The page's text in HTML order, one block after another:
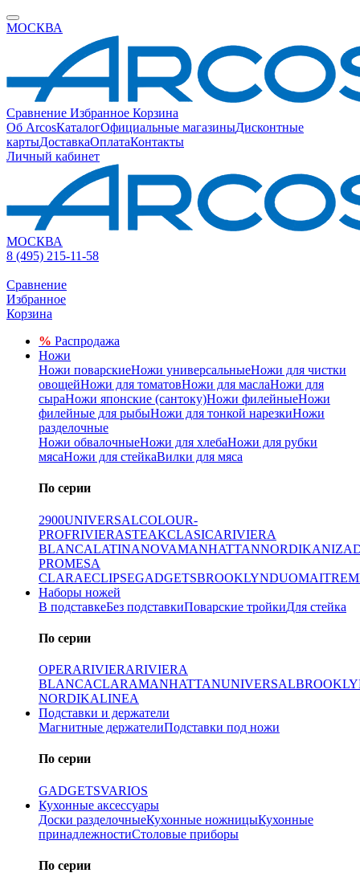
МОСКВА
Сравнение Избранное Корзина
Об ArcosКаталогОфициальные магазиныДисконтные
картыДоставкаОплатаКонтакты
Личный кабинет
МОСКВА
8 (495) 215-11-58
Сравнение
Избранное
Корзина
% Распродажа
Ножи
Ножи поварскиеНожи универсальныеНожи для чистки
овощейНожи для томатовНожи для маслаНожи для
сыраНожи японские (сантоку)Ножи филейныеНожи
филейные для рыбыНожи для тонкой нарезкиНожи
разделочные
Ножи обвалочныеНожи для хлебаНожи для рубки
мясаНожи для стейкаВилки для мяса
По серии
2900UNIVERSALCOLOUR-
PROFRIVIERASTEAKCLASICARIVIERA
BLANCALATINANOVAMANHATTANNORDIKANIZA
PROMESA
CLARAECLIPSEGADGETSBROOKLYNDUOMAITRE
Наборы ножей
В подставкеБез подставкиПоварские тройкиДля стейка
По серии
OPERARIVIERARIVIERA
BLANCACLARAMANHATTANUNIVERSAL
NORDIKALINEA
Подставки и держатели
Магнитные держателиПодставки под ножи
По серии
GADGETSVARIOS
Кухонные аксессуары
Доски разделочныеКухонные ножницыКухонные
принадлежностиСтоловые приборы
По серии